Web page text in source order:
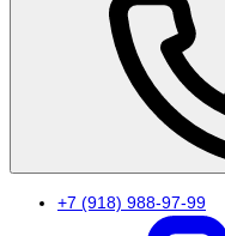
+7 (918) 988-97-99